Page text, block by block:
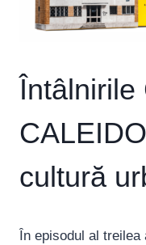
Întâlnirile
cultură
În episodul al